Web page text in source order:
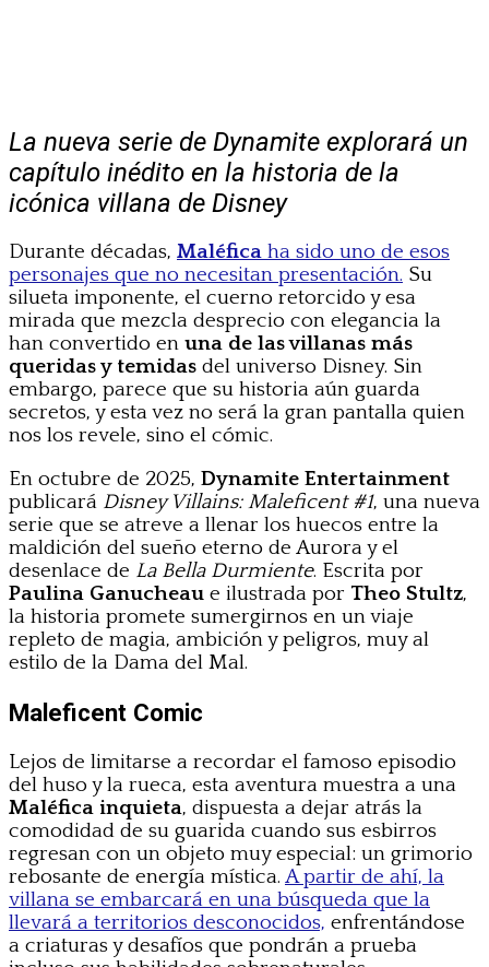
La nueva serie de Dynamite explorará un
capítulo inédito en la historia de la
icónica villana de Disney
Durante décadas, Maléfica ha sido uno de esos
personajes que no necesitan presentación. Su
silueta imponente, el cuerno retorcido y esa
mirada que mezcla desprecio con elegancia la
han convertido en una de las villanas más
queridas y temidas del universo Disney. Sin
embargo, parece que su historia aún guarda
secretos, y esta vez no será la gran pantalla quien
nos los revele, sino el cómic.
En octubre de 2025, Dynamite Entertainment
publicará Disney Villains: Maleficent #1, una nueva
serie que se atreve a llenar los huecos entre la
maldición del sueño eterno de Aurora y el
desenlace de La Bella Durmiente. Escrita por
Paulina Ganucheau e ilustrada por Theo Stultz,
la historia promete sumergirnos en un viaje
repleto de magia, ambición y peligros, muy al
estilo de la Dama del Mal.
Maleficent Comic
Lejos de limitarse a recordar el famoso episodio
del huso y la rueca, esta aventura muestra a una
Maléfica inquieta, dispuesta a dejar atrás la
comodidad de su guarida cuando sus esbirros
regresan con un objeto muy especial: un grimorio
rebosante de energía mística. A partir de ahí, la
villana se embarcará en una búsqueda que la
llevará a territorios desconocidos, enfrentándose
a criaturas y desafíos que pondrán a prueba